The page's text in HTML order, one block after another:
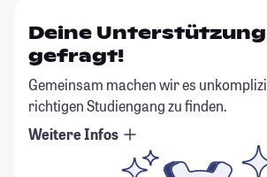
Deine
gefragt!
Gemeinsam machen wir es
richtigen Studiengang zu finden.
Weitere Infos